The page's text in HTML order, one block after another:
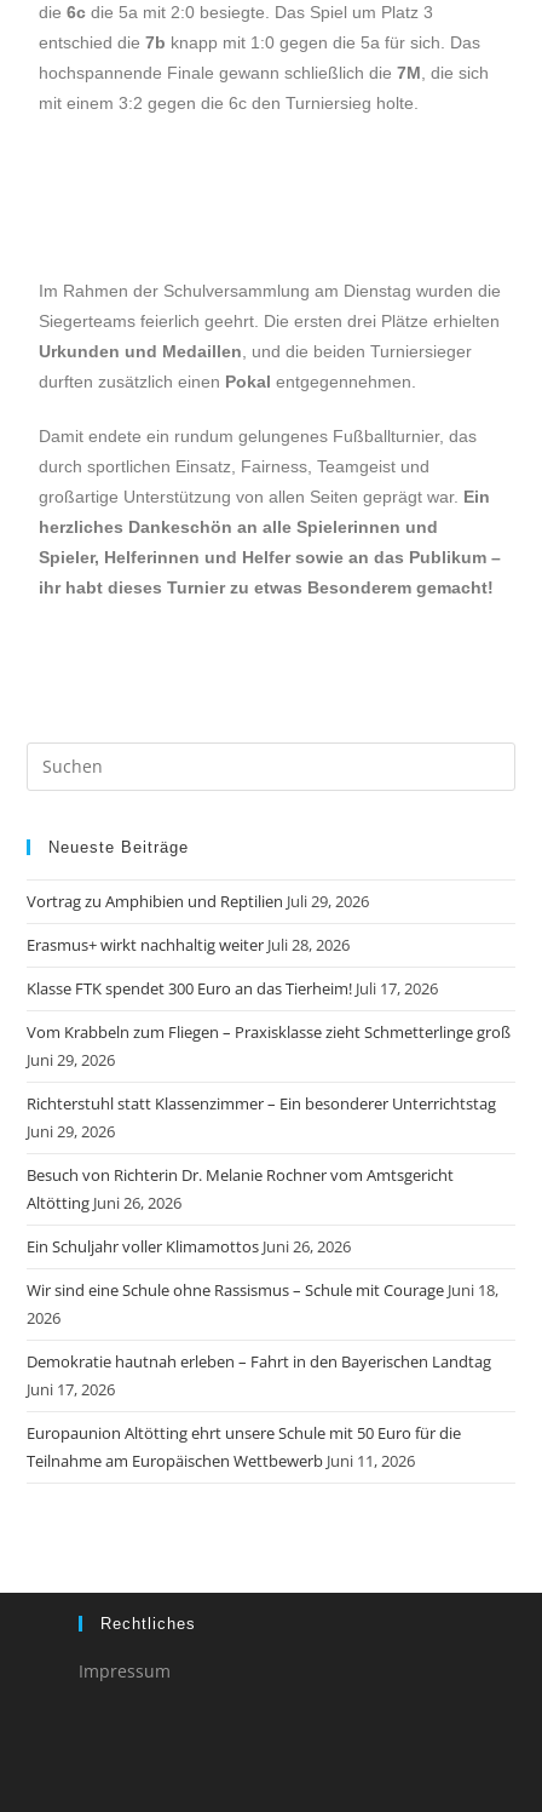
die6c die 5a mit 2:0 besiegte. Das Spiel um Platz 3
entschied die7b knapp mit 1:0 gegen die 5a für sich. Das
hochspannende Finale gewann schließlich die7M , die sich
mit einem 3:2 gegen die 6c den Turniersieg holte.
Im Rahmen der Schulversammlung am Dienstag wurden die
Siegerteams feierlich geehrt. Die ersten drei Plätze erhielten
Urkunden und Medaillen , und die beiden Turniersieger
durften zusätzlich einen Pokal entgegennehmen.
Damit endete ein rundum gelungenes Fußballturnier, das
durch sportlichen Einsatz, Fairness, Teamgeist und
großartige Unterstützung von allen Seiten geprägt war. Ein
herzliches Dankeschön an alle Spielerinnen und
Spieler, Helferinnen und Helfer sowie an das Publikum –
ihr habt dieses Turnier zu etwas Besonderem gemacht!
Neueste Beiträge
Vortrag zu Amphibien und Reptilien Juli 29, 2026
Erasmus+ wirkt nachhaltig weiter Juli 28, 2026
Klasse FTK spendet 300 Euro an das Tierheim! Juli 17, 2026
Vom Krabbeln zum Fliegen – Praxisklasse zieht Schmetterlinge groß
Juni 29, 2026
Richterstuhl statt Klassenzimmer – Ein besonderer Unterrichtstag
Juni 29, 2026
Besuch von Richterin Dr. Melanie Rochner vom Amtsgericht
Altötting Juni 26, 2026
Ein Schuljahr voller Klimamottos Juni 26, 2026
Wir sind eine Schule ohne Rassismus – Schule mit Courage Juni 18,
2026
Demokratie hautnah erleben – Fahrt in den Bayerischen Landtag
Juni 17, 2026
Europaunion Altötting ehrt unsere Schule mit 50 Euro für die
Teilnahme am Europäischen Wettbewerb Juni 11, 2026
Rechtliches
Impressum